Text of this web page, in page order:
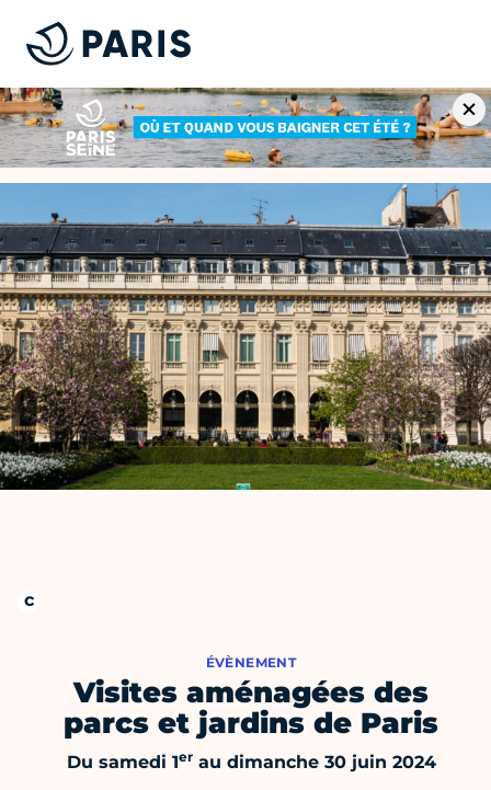
ÉVÈNEMENT
Visites aménagées des
parcs et jardins de Paris
Du samedi 1erau dimanche 30 juin 2024